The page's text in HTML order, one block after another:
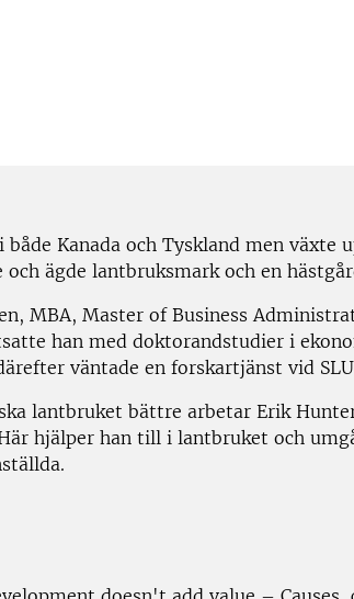
Kanada och Tyskland men växte
ägde lantbruksmark och en
MBA, Master of Business
han med doktorandstudier i
väntade en forskartjänst vid
lantbruket bättre arbetar Erik
hjälper han till i lantbruket och